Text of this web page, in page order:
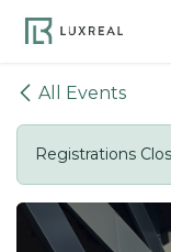
All Events
Registrations